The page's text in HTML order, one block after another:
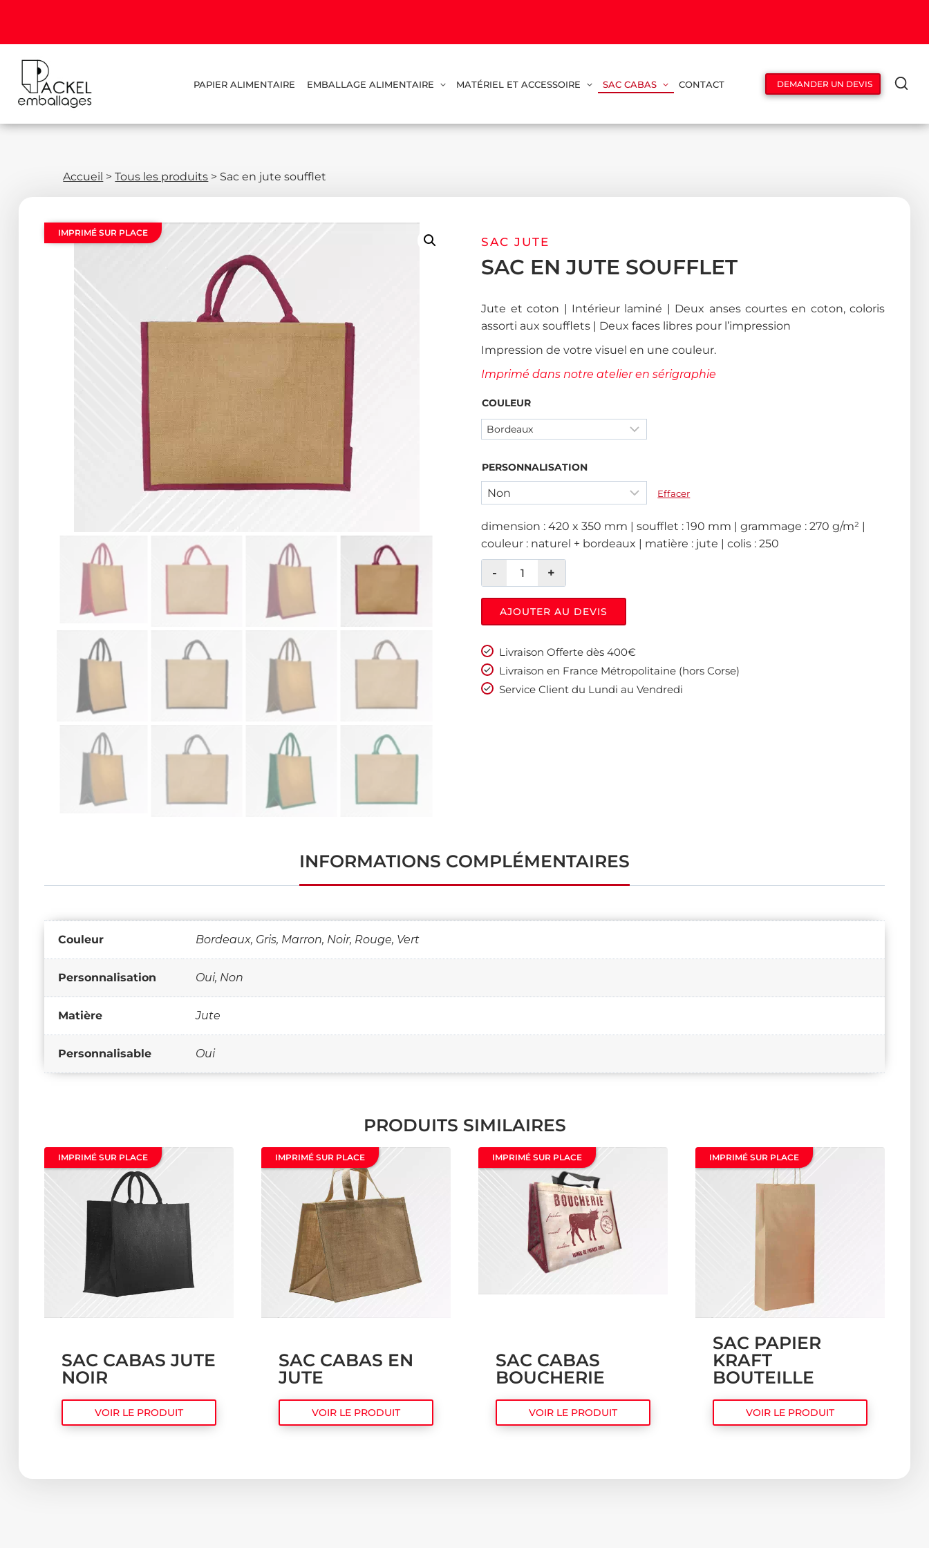
PAPIER ALIMENTAIRE EMBALLAGE ALIMENTAIRE MATÉRIEL ET ACCESSOIRE SAC CABAS CONTACT DEMANDER UN DEVIS
Accueil >Tous les produits > Sac en jute soufflet
IMPRIMÉ SUR PLACE
SAC JUTE
SAC EN JUTE SOUFFLET
Jute et coton | Intérieur laminé | Deux anses courtes en coton, coloris
assorti aux soufflets | Deux faces libres pour l’impression
Impression de votre visuel en une couleur.
Imprimé dans notre atelier en sérigraphie
COULEUR
PERSONNALISATION
Effacer
dimension : 420 x 350 mm | soufflet : 190 mm | grammage : 270 g/m² |
couleur : naturel + bordeaux | matière : jute | colis : 250
AJOUTER AU DEVIS
Livraison Offerte dès 400€
Livraison en France Métropolitaine (hors Corse)
Service Client du Lundi au Vendredi
INFORMATIONS COMPLÉMENTAIRES
Couleur Bordeaux, Gris, Marron, Noir, Rouge, Vert
Personnalisation Oui, Non
Matière Jute
Personnalisable Oui
PRODUITS SIMILAIRES
SAC CABAS JUTE
NOIR
VOIR LE PRODUIT
IMPRIMÉ SUR PLACE
SAC CABAS EN
JUTE
VOIR LE PRODUIT
IMPRIMÉ SUR PLACE
SAC CABAS
BOUCHERIE
VOIR LE PRODUIT
IMPRIMÉ SUR PLACE
SAC PAPIER
KRAFT
BOUTEILLE
VOIR LE PRODUIT
IMPRIMÉ SUR PLACE